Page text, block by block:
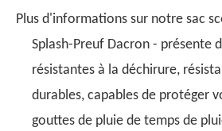
Plus d'informations sur notre sac
Splash-Preuf Dacron - présente
résistantes à la déchirure,
durables, capables de protéger
gouttes de pluie de temps de